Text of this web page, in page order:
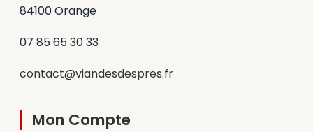
84100 Orange
07 85 65 30 33
contact@viandesdespres.fr
Mon Compte